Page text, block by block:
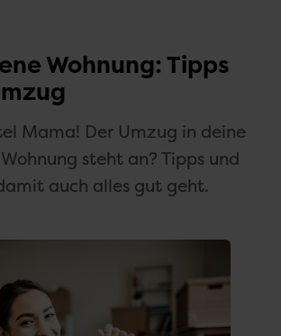
Wohnung: Tipps
Mama! Der Umzug in deine
steht an? Tipps und
auch alles gut geht.